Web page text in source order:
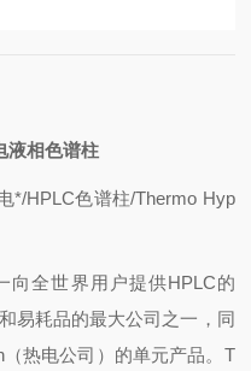
液相色谱柱
*/HPLC色谱柱/Thermo Hyp
向全世界用户提供HPLC的
易耗品的最大公司之一，同
热电公司）的单元产品。T